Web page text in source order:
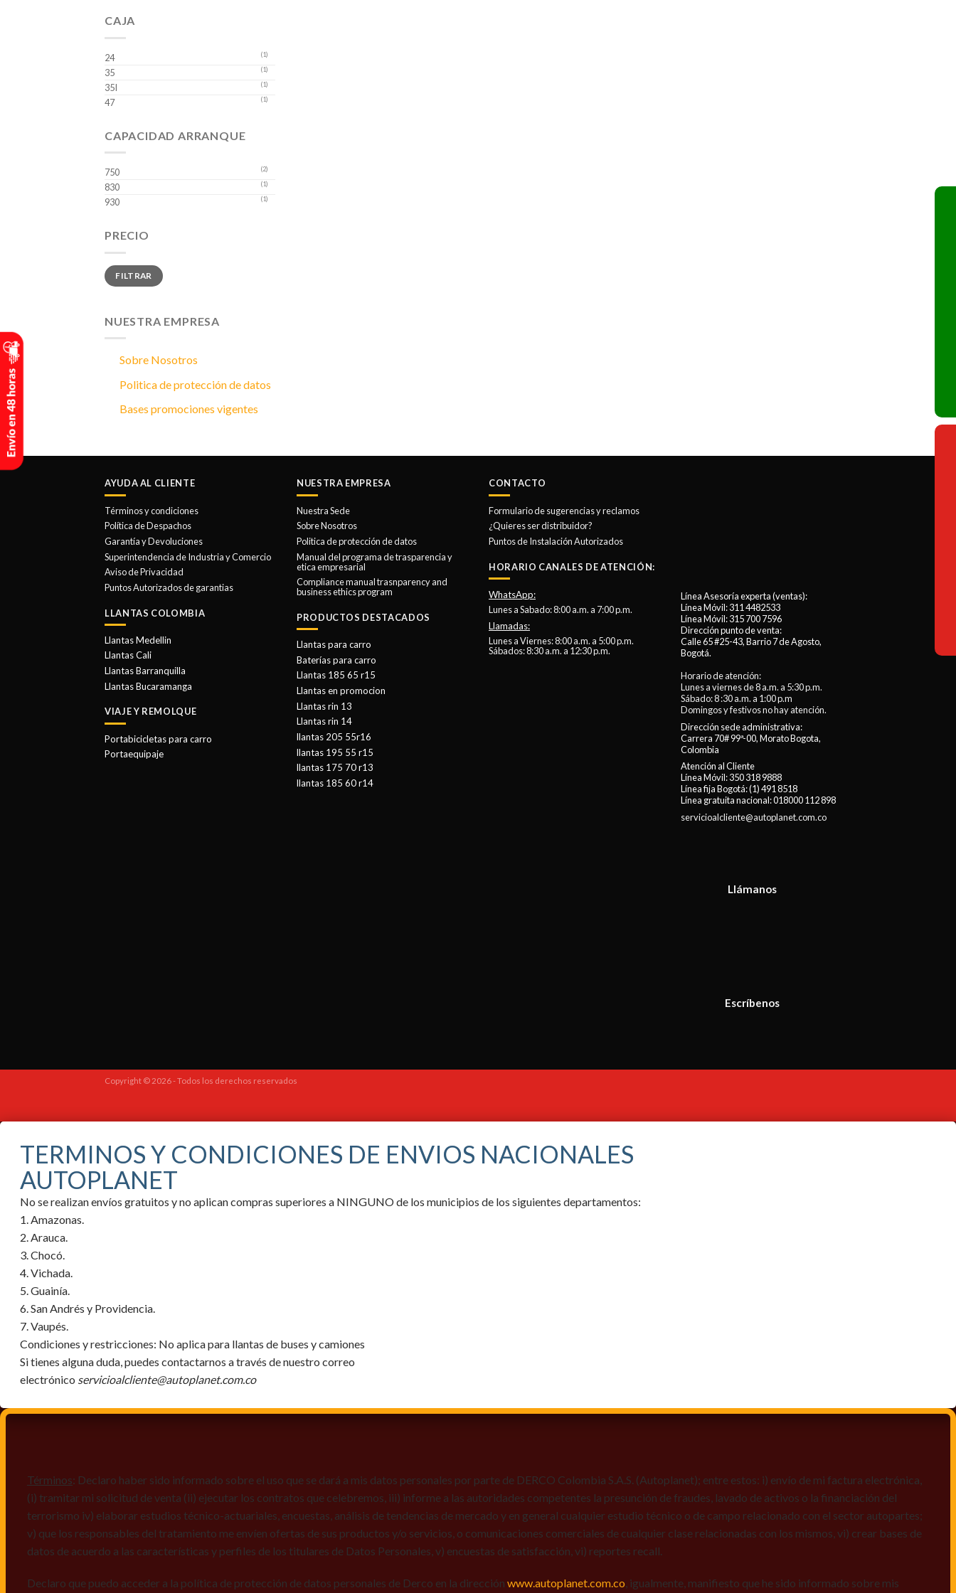
CAJA
24 (1)
35 (1)
35I (1)
47 (1)
CAPACIDAD ARRANQUE
750 (2)
830 (1)
930 (1)
PRECIO
Precio
mínimo
Precio
máximo
FILTRAR
NUESTRA EMPRESA
Sobre Nosotros
Politica de protección de datos
Bases promociones vigentes
AYUDA AL CLIENTE
Términos y condiciones
Política de Despachos
Garantía y Devoluciones
Superintendencia de Industria y Comercio
Aviso de Privacidad
Puntos Autorizados de garantias
LLANTAS COLOMBIA
Llantas Medellin
Llantas Cali
Llantas Barranquilla
Llantas Bucaramanga
VIAJE Y REMOLQUE
Portabicicletas para carro
Portaequipaje
NUESTRA EMPRESA
Nuestra Sede
Sobre Nosotros
Politica de protección de datos
Manual del programa de trasparencia y
etica empresarial
Compliance manual trasnparency and
business ethics program
PRODUCTOS DESTACADOS
Llantas para carro
Baterías para carro
Llantas 185 65 r15
Llantas en promocion
Llantas rin 13
Llantas rin 14
llantas 205 55r16
llantas 195 55 r15
llantas 175 70 r13
llantas 185 60 r14
CONTACTO
Formulario de sugerencias y reclamos
¿Quieres ser distribuidor?
Puntos de Instalación Autorizados
HORARIO CANALES DE ATENCIÓN:
WhatsApp:
Lunes a Sabado: 8:00 a.m. a 7:00 p.m.
Llamadas:
Lunes a Viernes: 8:00 a.m. a 5:00 p.m.
Sábados: 8:30 a.m. a 12:30 p.m.
Línea Asesoría experta (ventas):
Línea Móvil:311 4482533
Línea Móvil:315 700 7596
Dirección punto de venta:
Calle 65 #25-43, Barrio 7 de Agosto,
Bogotá.
Horario de atención:
Lunes a viernes de 8 a.m. a 5:30 p.m.
Sábado: 8 :30 a.m. a 1:00 p.m
Domingos y festivos no hay atención.
Dirección sede administrativa:
Carrera 70# 99ª-00, Morato Bogota,
Colombia
Atención al Cliente
Línea Móvil:350 318 9888
Línea fija Bogotá:(1) 491 8518
Línea gratuita nacional:018000 112 898
servicioalcliente@autoplanet.com.co
Llámanos
Escríbenos
Copyright © 2026 - Todos los derechos reservados
TERMINOS Y CONDICIONES DE ENVIOS NACIONALES
AUTOPLANET
No se realizan envíos gratuitos y no aplican compras superiores a NINGUNO de los municipios de los siguientes departamentos:
1. Amazonas.
2. Arauca.
3. Chocó.
4. Vichada.
5. Guainía.
6. San Andrés y Providencia.
7. Vaupés.
Condiciones y restricciones: No aplica para llantas de buses y camiones
Si tienes alguna duda, puedes contactarnos a través de nuestro correo
electrónico servicioalcliente@autoplanet.com.co
Términos: Declaro haber sido informado sobre el uso que se dará a mis datos personales por parte de DERCO Colombia S.A.S. (Autoplanet); entre estos: i) envío de mi factura electrónica,
(i) tramitar mi solicitud de venta (ii) ejecutar los contratos que celebremos, iii) informe a las autoridades competentes la presunción de fraudes, lavado de activos o la financiación del
terrorismo iv) elaborar estudios técnico-actuariales, encuestas, análisis de tendencias de mercado y en general cualquier estudio técnico o de campo relacionado con el sector autopartes;
v) que los responsables del tratamiento me envíen ofertas de sus productos y/o servicios, o comunicaciones comerciales de cualquier clase relacionadas con los mismos, vi) crear bases de
datos de acuerdo a las características y perfiles de los titulares de Datos Personales, v) encuestas de satisfacción, vi) reportes recall.
Declaro que puedo acceder a la política de protección de datos personales de Derco en la dirección www.autoplanet.com.co , igualmente, manifiesto que he sido informado sobre mis